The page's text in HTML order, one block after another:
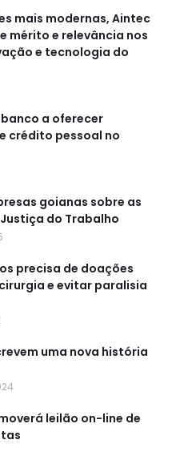
mais modernas, Aintec
mérito e relevância nos
e tecnologia do
banco a oferecer
crédito pessoal no
goianas sobre as
do Trabalho
precisa de doações
e evitar paralisia
uma nova história
leilão on-line de